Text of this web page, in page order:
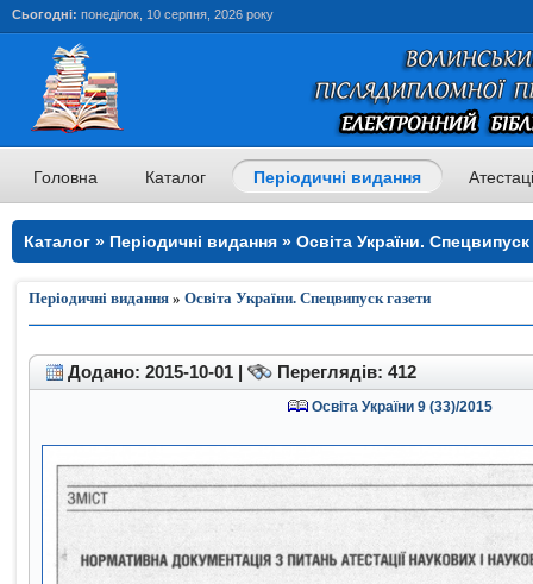
Сьогодні: понеділок, 10 серпня, 2026 року
Головна Каталог Періодичні видання
Каталог » Періодичні видання » Освіта України. Спецвипуск
Періодичні видання » Освіта України. Спецвипуск газети
Додано: 2015-10-01 | Переглядів: 412
Освіта України 9 (33)/2015